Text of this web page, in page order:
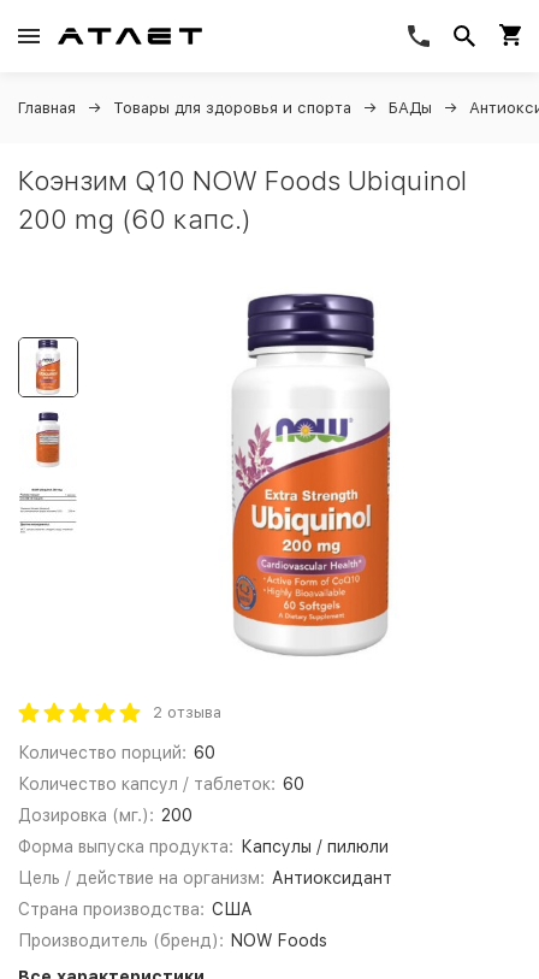
Главная Товары для здоровья и спорта БАДы
Коэнзим Q10 NOW Foods Ubiquinol
200 mg (60 капс.)
2 отзыва
Количество порций: 60
Количество капсул / таблеток: 60
Дозировка (мг.): 200
Форма выпуска продукта:
Капсулы / пилюли
Цель / действие на организм: Антиоксидант
Страна производства: США
Производитель (бренд): NOW Foods